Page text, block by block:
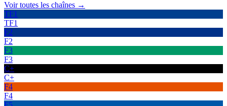
Voir toutes les chaînes →
TF1
TF1
F2
F2
F3
F3
C+
C+
F4
F4